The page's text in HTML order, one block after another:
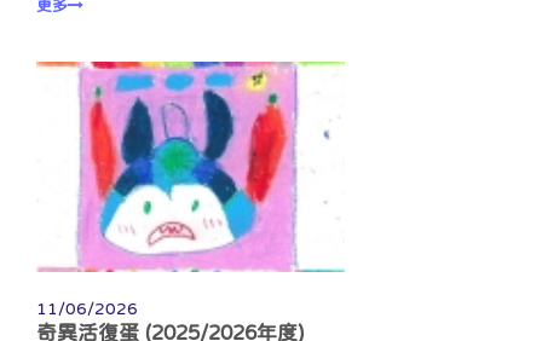
更多
11/06/2026
奇異活復蛋 (2025/2026年度)